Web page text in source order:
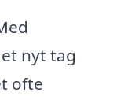
nyt tag
ofte